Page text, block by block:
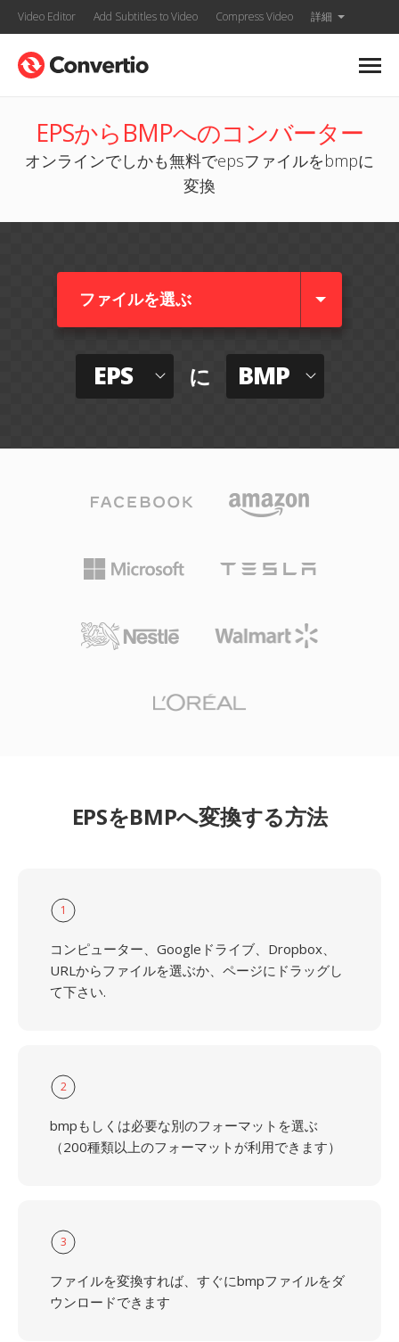
Video Editor Add Subtitles to Video Compress Video 詳細
EPSからBMPへのコンバーター
オンラインでしかも無料でepsファイルをbmpに
変換
ファイルを選ぶ
EPS に BMP
EPSをBMPへ変換する方法
1
コンピューター、Googleドライブ、Dropbox、
URLからファイルを選ぶか、ページにドラッグし
て下さい.
2
bmpもしくは必要な別のフォーマットを選ぶ
（200種類以上のフォーマットが利用できます）
3
ファイルを変換すれば、すぐにbmpファイルをダ
ウンロードできます